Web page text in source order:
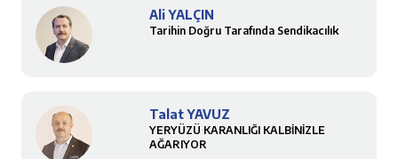
Ali YALÇIN
Tarihin Doğru Tarafında Sendikacılık
Talat YAVUZ
YERYÜZÜ KARANLIĞI KALBİNİZLE
AĞARIYOR